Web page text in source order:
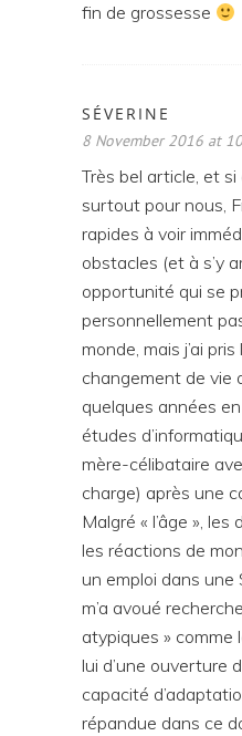
fin de grossesse
SÉVERINE
8 November 2016 at
Très bel article, et
surtout pour nous,
rapides à voir
obstacles (et à s’y
opportunité qui se
personnellement
monde, mais j’ai
changement de vie
quelques années
études
mère-célibataire
charge) après une
Malgré « l’âge »,
les réactions de
un emploi dans
m’a avoué
atypiques » comme
lui d’une ouverture
capacité
répandue dans ce